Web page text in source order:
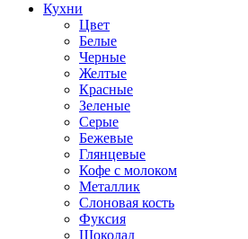
Кухни
Цвет
Белые
Черные
Желтые
Красные
Зеленые
Серые
Бежевые
Глянцевые
Кофе с молоком
Металлик
Слоновая кость
Фуксия
Шоколад